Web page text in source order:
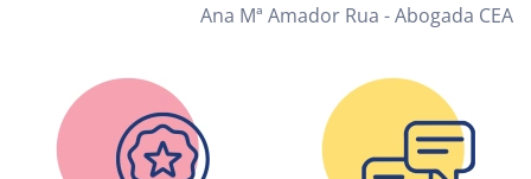
Ana Mª Amador Rua - Abogada CEA